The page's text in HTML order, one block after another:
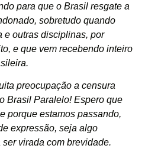
para que o Brasil resgate a
sobretudo quando
outras disciplinas, por
e que vem recebendo inteiro
preocupação a censura
Brasil Paralelo! Espero que
porque estamos passando,
expressão, seja algo
virada com brevidade.